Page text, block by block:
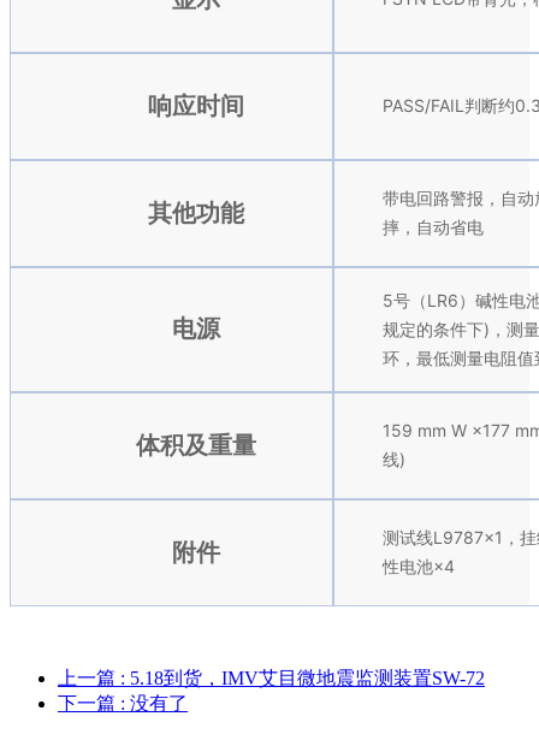
响应时间 PASS/FAIL判断约
其他功能
带电回路警报，自
摔，自动省电
电源
5号（LR6）碱性电
规定的条件下)，测
环，最低测量电阻
体积及重量
159 mm W ×177
线)
附件
测试线L9787×1，
性电池×4
上一篇 : 5.18到货，IMV艾目微地震监测装置SW-72
下一篇 : 没有了